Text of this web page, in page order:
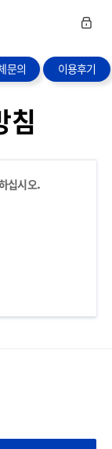
문의 이용후기
침
십시오.